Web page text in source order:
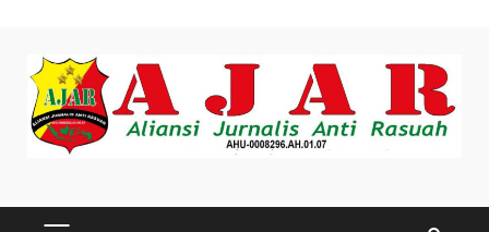
content